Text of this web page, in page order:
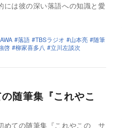
は彼の深い落語への知識と愛
落語 TBSラジオ 山本亮
随筆
啓 柳家喜多八 立川左談次
随筆集『これやこ
めての随筆集『これやこの サ